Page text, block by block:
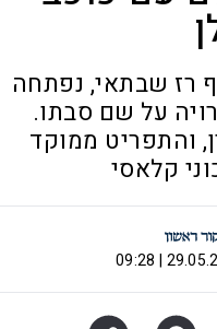
רז שבתאי, נפתחה
על שם סבתו.
והתפריט ממוקד
קלאסי